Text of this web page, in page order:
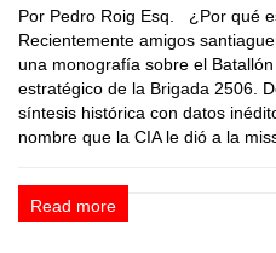
Por Pedro Roig Esq. ¿Por qué
Recientemente amigos
una monografía sobre el
estratégico de la Brigada 2506.
síntesis histórica con datos
nombre que la CIA le dió a la
Read more